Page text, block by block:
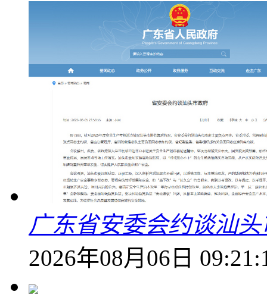
广东省安委会约谈汕
2026年08月06日